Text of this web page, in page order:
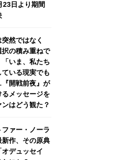
23日より期間
突然ではなく
択の積み重ねで
「いま、私たち
ている現実でも
開戦前夜』が
るメッセージを
はどう観た？
ファー・ノーラ
新作、その原典
オデュッセイ